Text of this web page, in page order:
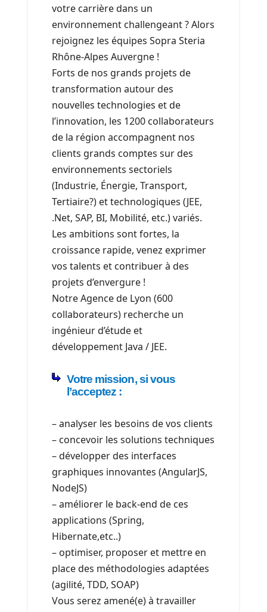
votre carrière dans un
environnement challengeant ? Alors
rejoignez les équipes Sopra Steria
Rhône-Alpes Auvergne !
Forts de nos grands projets de
transformation autour des
nouvelles technologies et de
l’innovation, les 1200 collaborateurs
de la région accompagnent nos
clients grands comptes sur des
environnements sectoriels
(Industrie, Énergie, Transport,
Tertiaire?) et technologiques (JEE,
.Net, SAP, BI, Mobilité, etc.) variés.
Les ambitions sont fortes, la
croissance rapide, venez exprimer
vos talents et contribuer à des
projets d’envergure !
Notre Agence de Lyon (600
collaborateurs) recherche un
ingénieur d’étude et
développement Java / JEE.
Votre mission, si vous
l’acceptez :
– analyser les besoins de vos clients
– concevoir les solutions techniques
– développer des interfaces
graphiques innovantes (AngularJS,
NodeJS)
– améliorer le back-end de ces
applications (Spring,
Hibernate,etc..)
– optimiser, proposer et mettre en
place des méthodologies adaptées
(agilité, TDD, SOAP)
Vous serez amené(e) à travailler